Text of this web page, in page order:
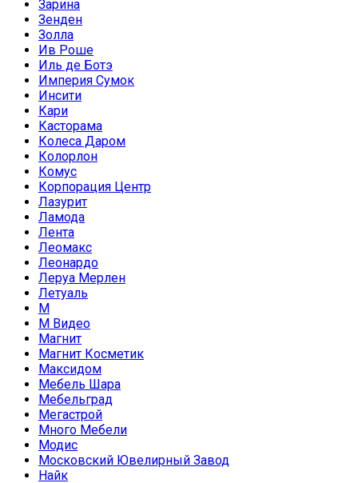
Зарина
Зенден
Золла
Ив Роше
Иль де Ботэ
Империя Сумок
Инсити
Кари
Касторама
Колеса Даром
Колорлон
Комус
Корпорация Центр
Лазурит
Ламода
Лента
Леомакс
Леонардо
Леруа Мерлен
Летуаль
М
М Видео
Магнит
Магнит Косметик
Максидом
Мебель Шара
Мебельград
Мегастрой
Много Мебели
Модис
Московский Ювелирный Завод
Найк